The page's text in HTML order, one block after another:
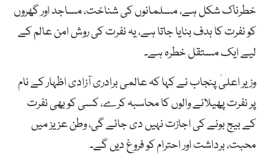
خطرناک شکل ہے، مسلمانوں کی شناخت، مساجد اور گھروں
کو نفرت کا ہدف بنایا جاتا ہے، یہ نفرت کی روش امن عالم کے
لیے ایک مستقل خطرہ ہے۔
وزیر اعلیٰ پنجاب نے کہا کہ عالمی برادری آزادی اظہار کے نام
پر نفرت پھیلانے والوں کا محاسبہ کرے، کسی کو بھی نفرت
کے بیج بونے کی اجازت نہیں دی جائے گی، وطن عزیز میں
محبت، برداشت اور احترام کو فروغ دیں گے۔